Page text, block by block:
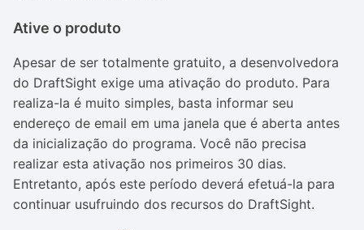
Ative o produto
Apesar de ser totalmente gratuito, a desenvolvedora
do DraftSight exige uma ativação do produto. Para
realiza-la é muito simples, basta informar seu
endereço de email em uma janela que é aberta antes
da inicialização do programa. Você não precisa
realizar esta ativação nos primeiros 30 dias.
Entretanto, após este período deverá efetuá-la para
continuar usufruindo dos recursos do DraftSight.